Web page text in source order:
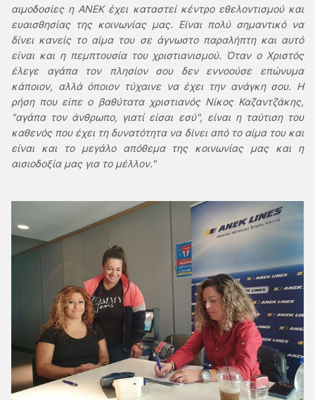
αιμοδοσίες η ΑΝΕΚ έχει καταστεί κέντρο εθελοντισμού και
ευαισθησίας της κοινωνίας μας. Είναι πολύ σημαντικό να
δίνει κανείς το αίμα του σε άγνωστο παραλήπτη και αυτό
είναι και η πεμπτουσία του χριστιανισμού. Όταν ο Χριστός
έλεγε αγάπα τον πλησίον σου δεν εννοούσε επώνυμα
κάποιον, αλλά όποιον τύχαινε να έχει την ανάγκη σου. Η
ρήση που είπε ο βαθύτατα χριστιανός Νίκος Καζαντζάκης,
"αγάπα τον άνθρωπο, γιατί είσαι εσύ", είναι η ταύτιση του
καθενός που έχει τη δυνατότητα να δίνει από το αίμα του και
είναι και το μεγάλο απόθεμα της κοινωνίας μας και η
αισιοδοξία μας για το μέλλον."